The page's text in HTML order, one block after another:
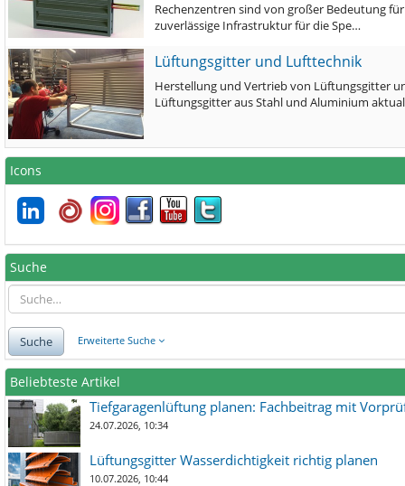
Rechenzentren sind von großer Bedeutung
zuverlässige Infrastruktur für die Spe…
Lüftungsgitter und Lufttechnik
Herstellung und Vertrieb von Lüftungsgitter
Lüftungsgitter aus Stahl und Aluminium
Icons
Suche
Suche Erweiterte Suche
Beliebteste Artikel
Tiefgaragenlüftung planen: Fachbeitrag mit
24.07.2026, 10:34
Lüftungsgitter Wasserdichtigkeit richtig planen
10.07.2026, 10:44